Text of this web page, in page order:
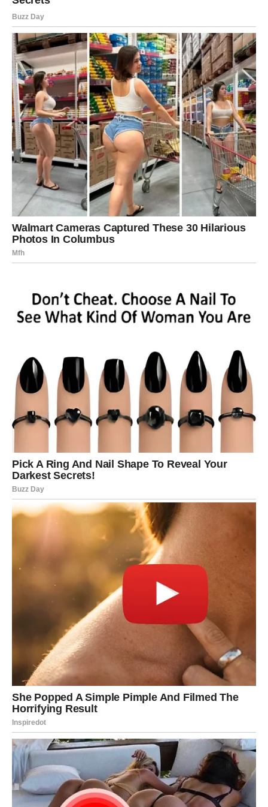
STRIJELAC
Nova energija donosi vam kontakt sa osobom koju dugo
niste vidjeli.
Emocije koje su nekada postojale sada se ponovo bude.
Sudbina vas ponovo spaja
Pred vama su veoma zanimljivi trenuci.
JARAC
Jarčevi konačno dobijaju potvrdu da ih jedna bivša ljubav
nikada nije preboljela.
Prošlost vam donosi novu priliku
VODOLIJA
Zvijezde vam donose neočekivanu poruku koja vas može
potpuno iznenaditi.
Jedna osoba sada jasno pokazuje da još uvijek misli na
vas.
Sudbina ponovo pokreće stare emocije
Pred vama su veoma posebni trenuci.
RIBE
Ribe ulaze u veoma emotivan period tokom kojeg će
prošlost ponovo postati važan dio njihove svakodnevice.
Jedna osoba sada želi vratiti ono što je nekada izgubila.
Ljubav nikada nije potpuno nestala
Pred vama su trenuci puni emocija i nježnosti.
Zvijezde potvrđuju da bivši partner ovih dana intenzivno
misli na mnoge znakove Zodijaka, ali posebno će to
osjetiti Rakovi, Vage i Škorpije kojima prošlost donosi
emocije koje se više ne mogu sakriti.